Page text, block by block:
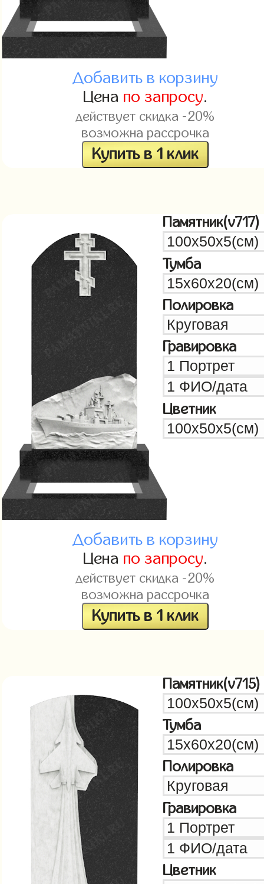
Добавить в корзину
Цена по запросу.
действует скидка -20%
возможна рассрочка
Купить в 1 клик
Памятник(v717)
Тумба
Полировка
Гравировка
Цветник
Добавить в корзину
Цена по запросу.
действует скидка -20%
возможна рассрочка
Купить в 1 клик
Памятник(v715)
Тумба
Полировка
Гравировка
Цветник